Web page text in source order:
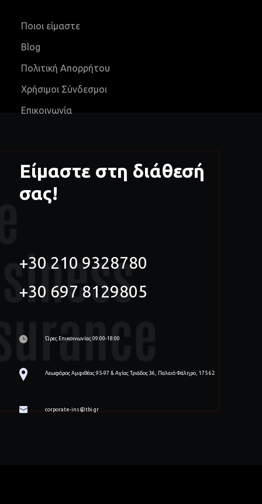
Ποιοι είμαστε
Blog
Πολιτική Απορρήτου
Χρήσιμοι Σύνδεσμοι
Επικοινωνία
Είμαστε στη διάθεσή
σας!
+30 210 9328780
+30 697 8129805
Ώρες Επικοινωνίας 09:00-18:00
Λεωφόρος Αμφιθέας 95-97 & Αγίας Τριάδος 36, Παλαιό Φάληρο, 175 62
corporate-ins@tbi.gr